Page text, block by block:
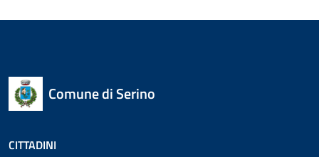
Comune di Serino
CITTADINI